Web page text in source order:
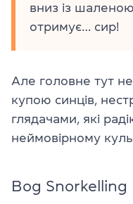
вниз із
отримує… сир!
Але головне тут
купою синців,
глядачами, які
неймовірному
Bog Snorkelling